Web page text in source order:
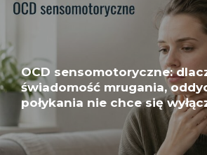
OCD sensomotoryczne:
świadomość mrugania,
połykania nie chce się